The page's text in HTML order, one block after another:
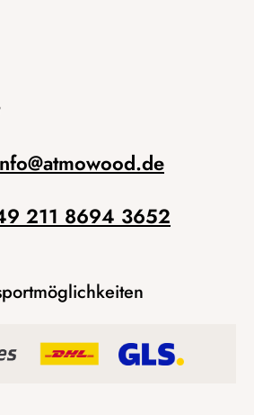
@atmowood.de
211 8694 3652